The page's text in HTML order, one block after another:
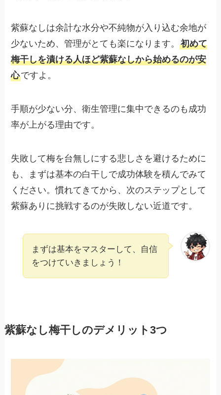
紫蘇なしは余計な水分や不純物が入り込む余地が
少ないため、管理がとても楽になります。初めて
梅干しを漬ける人ほど紫蘇なしから始めるのが安
心ですよ。
手順が少ない分、衛生管理に集中できるのも成功
率が上がる理由です。
失敗して梅を台無しにする悲しさを避けるために
も、まずは基本の白干しで成功体験を積んでみて
ください。慣れてきてから、次のステップとして
紫蘇ありに挑戦するのが失敗しない近道です。
まずは基本をマスターして、自信
をつけていきましょう！
紫蘇なし梅干しのデメリット3つ